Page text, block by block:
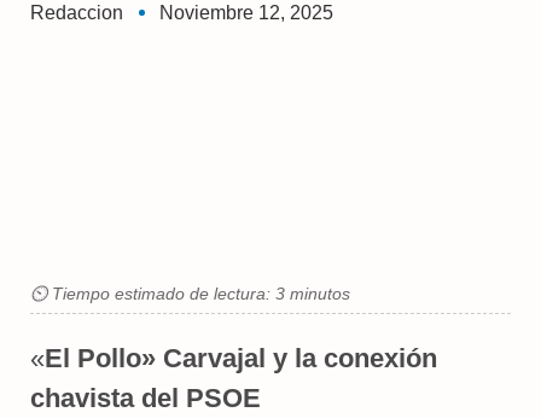
Redaccion Noviembre 12, 2025
⏲ Tiempo estimado de lectura: 3 minutos
«El Pollo» Carvajal y la conexión
chavista del PSOE